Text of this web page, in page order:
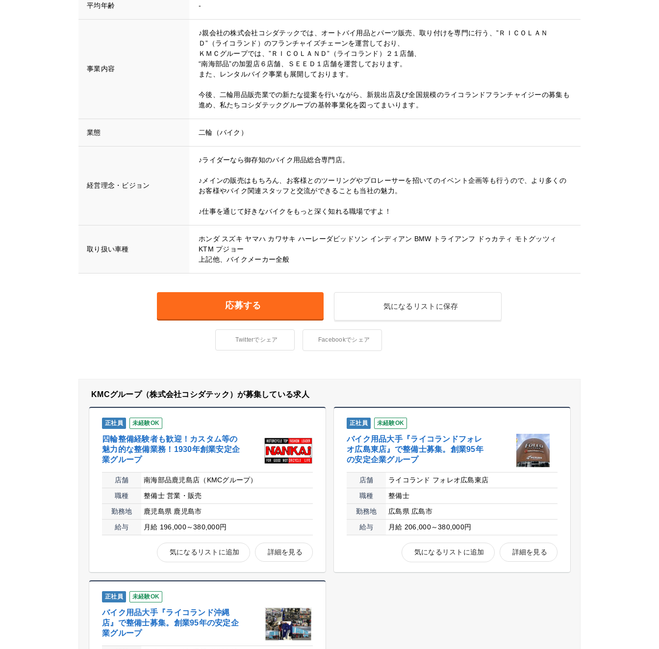
平均年齢 -
事業内容
♪親会社の株式会社コシダテックでは、オートバイ用品とパーツ販売、取り付けを専門に行う、”ＲＩＣＯＬＡＮ
Ｄ”（ライコランド）のフランチャイズチェーンを運営しており、
ＫＭＣグループでは、”ＲＩＣＯＬＡＮＤ”（ライコランド）２１店舗、
“南海部品”の加盟店６店舗、ＳＥＥＤ１店舗を運営しております。
また、レンタルバイク事業も展開しております。
今後、二輪用品販売業での新たな提案を行いながら、新規出店及び全国規模のライコランドフランチャイジーの募集も
進め、私たちコシダテックグループの基幹事業化を図ってまいります。
業態 二輪（バイク）
経営理念・ビジョン
♪ライダーなら御存知のバイク用品総合専門店。
♪メインの販売はもちろん、お客様とのツーリングやプロレーサーを招いてのイベント企画等も行うので、より多くの
お客様やバイク関連スタッフと交流ができることも当社の魅力。
♪仕事を通じて好きなバイクをもっと深く知れる職場ですよ！
取り扱い車種
ホンダ スズキ ヤマハ カワサキ ハーレーダビッドソン インディアン BMW トライアンフ ドゥカティ モトグッツィ
KTM プジョー
上記他、バイクメーカー全般
応募する 気になるリストに保存
Twitterでシェア Facebookでシェア
KMCグループ（株式会社コシダテック）が募集している求人
正社員 未経験OK
四輪整備経験者も歓迎！カスタム等の
魅力的な整備業務！1930年創業安定企
業グループ
店舗
南海部品鹿児島店（KMCグループ）
職種
整備士 営業・販売
勤務地
鹿児島県 鹿児島市
給与
月給 196,000～380,000円
詳細を見る
気になるリストに追加
正社員 未経験OK
バイク用品大手『ライコランドフォレ
オ広島東店』で整備士募集。創業95年
の安定企業グループ
店舗
ライコランド フォレオ広島東店
職種
整備士
勤務地
広島県 広島市
給与
月給 206,000～380,000円
詳細を見る
気になるリストに追加
正社員 未経験OK
バイク用品大手『ライコランド沖縄
店』で整備士募集。創業95年の安定企
業グループ